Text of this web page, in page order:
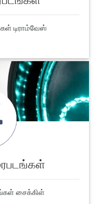
டிராம்வேஸ்
சைக்கிள்